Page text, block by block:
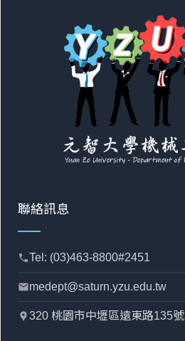
聯絡訊息
phoneTel: (03)463-8800#2451
mailmedept@saturn.yzu.edu.tw
location_pin320 桃園市中壢區遠東路135號